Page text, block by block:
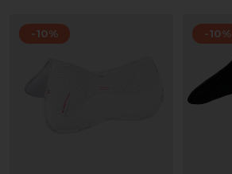
-10% -10%